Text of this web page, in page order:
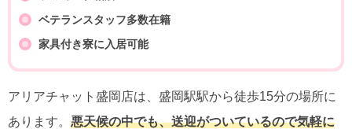
ベテランスタッフ多数在籍
家具付き寮に入居可能
アリアチャット盛岡店は、盛岡駅駅から徒歩15分の場所に
あります。 悪天候の中でも、送迎がついているので気軽に